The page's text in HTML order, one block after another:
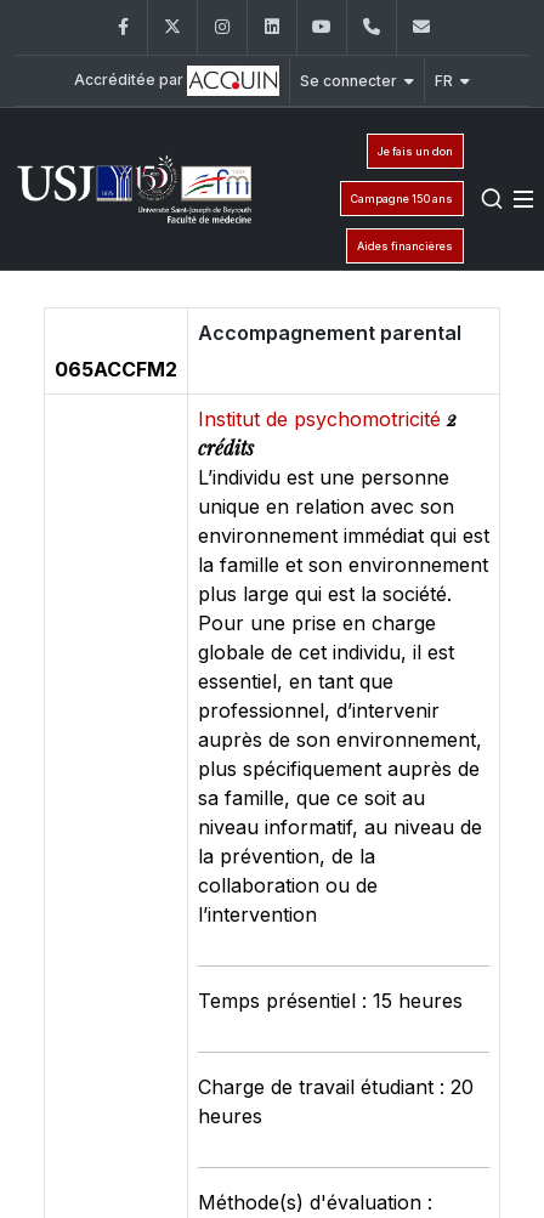
FacebookTwitter InstagramLinkedInYouTube+961 (1) 421 235
Accréditée par Se connecter FR
Je fais un don
Campagne 150 ans
Aides financières
065ACCFM2
Accompagnement parental
Institut de psychomotricité2
crédits
L’individu est une personne
unique en relation avec son
environnement immédiat qui est
la famille et son environnement
plus large qui est la société.
Pour une prise en charge
globale de cet individu, il est
essentiel, en tant que
professionnel, d’intervenir
auprès de son environnement,
plus spécifiquement auprès de
sa famille, que ce soit au
niveau informatif, au niveau de
la prévention, de la
collaboration ou de
l’intervention
Temps présentiel : 15 heures
Charge de travail étudiant : 20
heures
Méthode(s) d'évaluation :